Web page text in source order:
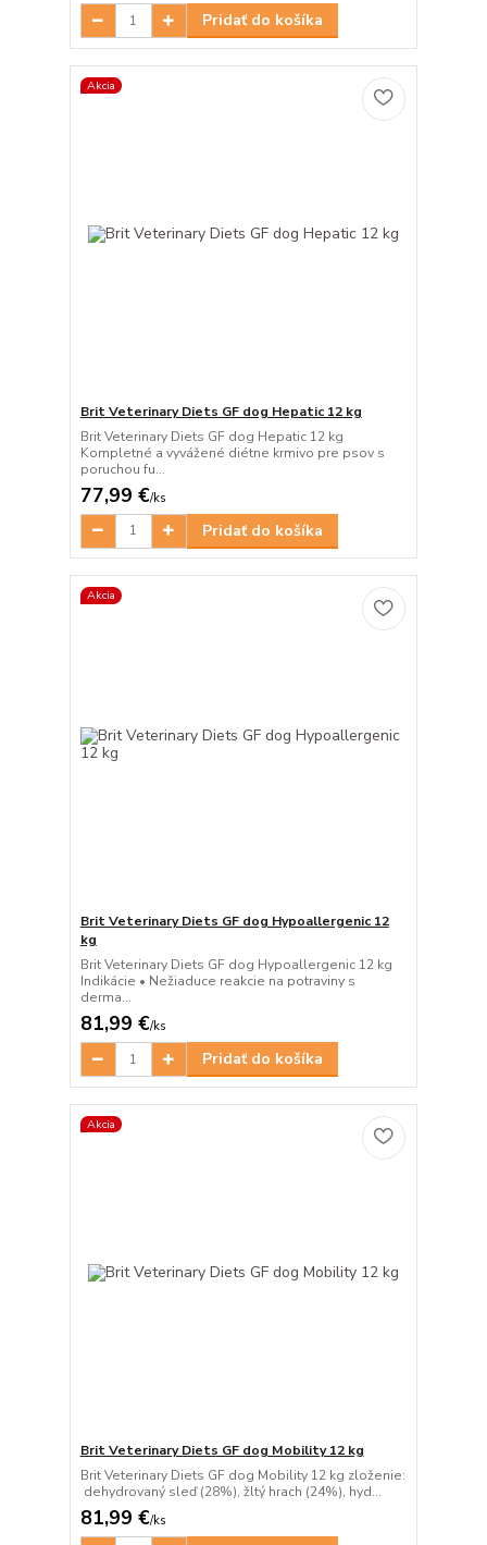
Pridať do košíka
Akcia
Brit Veterinary Diets GF dog Hepatic 12 kg
Brit Veterinary Diets GF dog Hepatic 12 kg
Kompletné a vyvážené diétne krmivo pre psov s
poruchou fu...
77,99 €/ks
Pridať do košíka
Akcia
Brit Veterinary Diets GF dog Hypoallergenic 12
kg
Brit Veterinary Diets GF dog Hypoallergenic 12 kg
Indikácie • Nežiaduce reakcie na potraviny s
derma...
81,99 €/ks
Pridať do košíka
Akcia
Brit Veterinary Diets GF dog Mobility 12 kg
Brit Veterinary Diets GF dog Mobility 12 kg zloženie:
dehydrovaný sleď (28%), žltý hrach (24%), hyd...
81,99 €/ks